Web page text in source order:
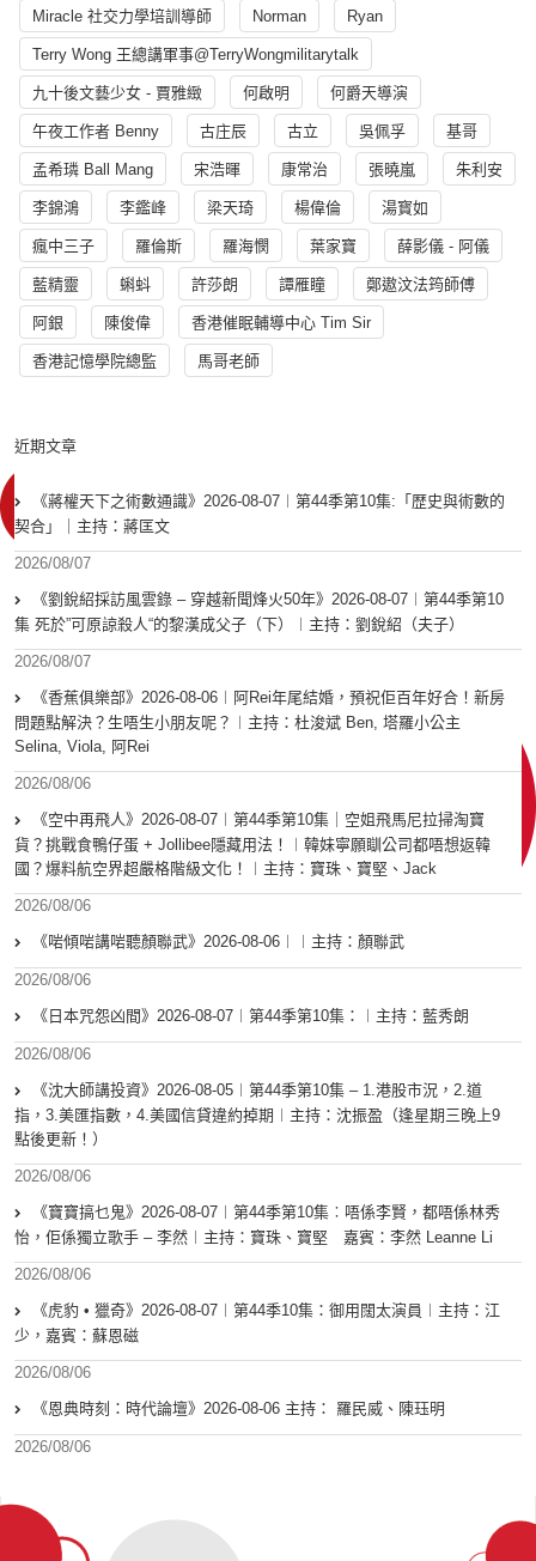
Miracle 社交力學培訓導師 Norman Ryan
Terry Wong 王總講軍事@TerryWongmilitarytalk
九十後文藝少女 - 賈雅緻 何啟明 何爵天導演
午夜工作者 Benny 古庄辰 古立 吳佩孚 基哥
孟希璘 Ball Mang 宋浩暉 康常治 張曉嵐 朱利安
李錦鴻 李鑑峰 梁天琦 楊偉倫 湯寳如
瘋中三子 羅倫斯 羅海憫 葉家寶 薛影儀 - 阿儀
藍精靈 蝌蚪 許莎朗 譚雁瞳 鄭遨汶法筠師傅
阿銀 陳俊偉 香港催眠輔導中心 Tim Sir
香港記憶學院總監 馬哥老師
近期文章
《蔣權天下之術數通識》2026-08-07︱第44季第10集:「歴史與術數的
契合」｜主持：蔣匡文
2026/08/07
《劉銳紹採訪風雲錄 – 穿越新聞烽火50年》2026-08-07︱第44季第10
集 死於”可原諒殺人“的黎漢成父子（下）︱主持：劉銳紹（夫子）
2026/08/07
《香蕉俱樂部》2026-08-06︱阿Rei年尾結婚，預祝佢百年好合！新房
問題點解決？生唔生小朋友呢？︱主持：杜浚斌 Ben, 塔羅小公主
Selina, Viola, 阿Rei
2026/08/06
《空中再飛人》2026-08-07︱第44季第10集｜空姐飛馬尼拉掃淘寶
貨？挑戰食鴨仔蛋 + Jollibee隱藏用法！︱韓妹寧願瞓公司都唔想返韓
國？爆料航空界超嚴格階級文化！︱主持：寶珠、寶堅、Jack
2026/08/06
《啱傾啱講啱聽顏聯武》2026-08-06︱︱主持：顏聯武
2026/08/06
《日本咒怨凶間》2026-08-07︱第44季第10集：︱主持：藍秀朗
2026/08/06
《沈大師講投資》2026-08-05︱第44季第10集 – 1.港股市況，2.道
指，3.美匯指數，4.美國信貸違約掉期︱主持：沈振盈（逢星期三晚上9
點後更新！）
2026/08/06
《寶寶搞乜鬼》2026-08-07︱第44季第10集︰唔係李賢，都唔係林秀
怡，佢係獨立歌手 – 李然︱主持：寶珠、寶堅 嘉賓：李然 Leanne Li
2026/08/06
《虎豹 • 獵奇》2026-08-07︱第44季10集：御用闊太演員︱主持：江
少，嘉賓：蘇恩磁
2026/08/06
《恩典時刻：時代論壇》2026-08-06 主持： 羅民威、陳珏明
2026/08/06